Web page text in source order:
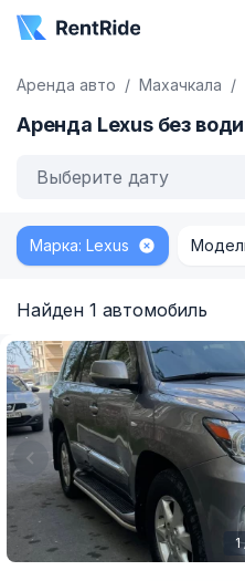
Аренда авто Махачкала
Аренда Lexus без
Выберите дату
Марка: Lexus
Найден 1 автомобиль